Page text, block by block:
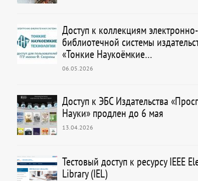
Доступ к коллекциям электронно-
библиотечной системы
«Тонкие Наукоёмкие…
06.05.2026
Доступ к ЭБС Издательства
Науки» продлен до 6 мая
13.04.2026
Тестовый доступ к ресурсу IEEE
Library (IEL)